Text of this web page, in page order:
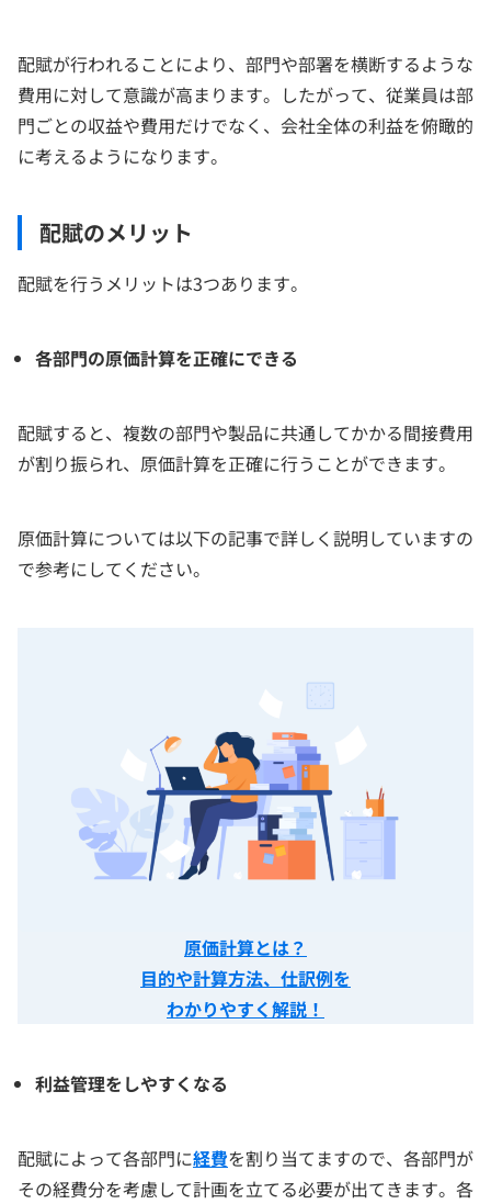
配賦が行われることにより、部門や部署を横断するような
費用に対して意識が高まります。したがって、従業員は部
門ごとの収益や費用だけでなく、会社全体の利益を俯瞰的
に考えるようになります。
配賦のメリット
配賦を行うメリットは3つあります。
各部門の原価計算を正確にできる
配賦すると、複数の部門や製品に共通してかかる間接費用
が割り振られ、原価計算を正確に行うことができます。
原価計算については以下の記事で詳しく説明していますの
で参考にしてください。
原価計算とは？
目的や計算方法、仕訳例を
わかりやすく解説！
利益管理をしやすくなる
配賦によって各部門に経費を割り当てますので、各部門が
その経費分を考慮して計画を立てる必要が出てきます。各